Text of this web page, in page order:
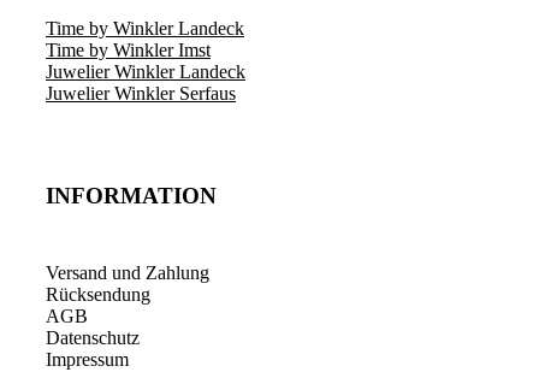
Time by Winkler Landeck
Time by Winkler Imst
Juwelier Winkler Landeck
Juwelier Winkler Serfaus
INFORMATION
Versand und Zahlung
Rücksendung
AGB
Datenschutz
Impressum